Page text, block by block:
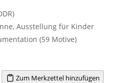
Ausstellung für Kinder
(59 Motive)
Zum Merkzettel hinzufügen